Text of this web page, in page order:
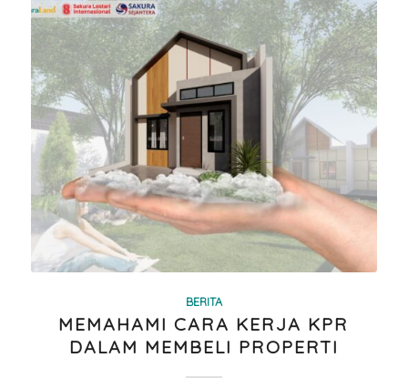
BERITA
MEMAHAMI CARA KERJA KPR
DALAM MEMBELI PROPERTI